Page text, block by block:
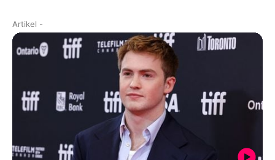
Artikel -